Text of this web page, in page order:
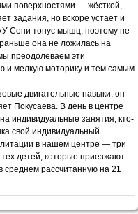
поверхностями — жёсткой,
задания, но вскоре устаёт и
Сони тонус мышц, поэтому не
она не ложилась на
преодолеваем эти
и мелкую моторику и тем самым
двигательные навыки, он
Покусаева. В день в центре
индивидуальные занятия, кто-
свой индивидуальный
в нашем центре — три
детей, которые приезжают
среднем рассчитанную на 21